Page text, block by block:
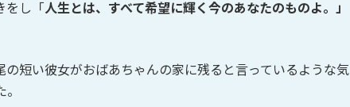
をし「人生とは、すべて希望に輝く今のあなたのものよ。」
短い彼女がおばあちゃんの家に残ると言っているような気